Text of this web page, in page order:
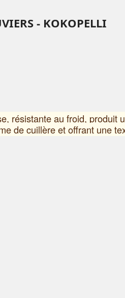
- KOKOPELLI
résistante au froid, produit
de cuillère et offrant une